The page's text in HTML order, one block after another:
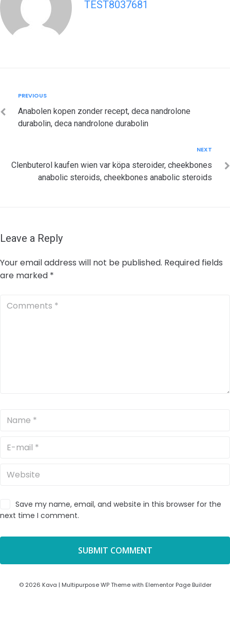
TEST8037681
navigation
Previous
PREVIOUS
Anabolen kopen zonder recept, deca nandrolone
durabolin, deca nandrolone durabolin
NEXT
Clenbuterol kaufen wien var köpa steroider, cheekbones
anabolic steroids, cheekbones anabolic steroids
Leave a Reply
Your email address will not be published. Required fields
are marked *
Save my name, email, and website in this browser for the
next time I comment.
© 2026 Kava | Multipurpose WP Theme with Elementor Page Builder